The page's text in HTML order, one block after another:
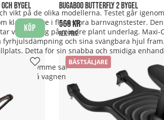
vikt på de olika modellerna. Testet går
klar vinnare i flera stora barnvagnstester.
vid körning på mindre plant underlag. Maxi-
och sina svängbara hjul
Detta för sin snabba och smidiga
packutrymme samt vilken typ av hjul
du har på vagnen för en optimal körkänsla.
BYGEL
Köp
BUGABOO BUTTERFLY 2 BYGEL
569 kr
Rek. pris:
BÄSTSÄLJARE